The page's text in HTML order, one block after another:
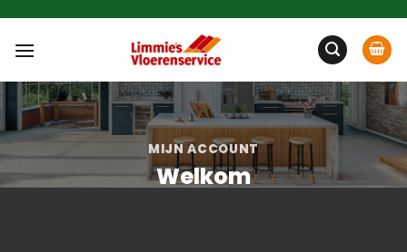
inhoud
MIJN ACCOUNT
Welkom